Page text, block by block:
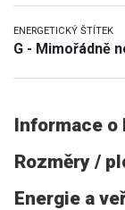
ENERGETICKÝ ŠTÍTEK
G - Mimořádně
Informace o
Rozměry /
Energie a